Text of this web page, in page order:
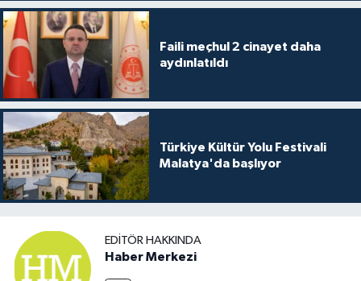
Faili meçhul 2 cinayet daha
aydınlatıldı
Türkiye Kültür Yolu Festivali
Malatya'da başlıyor
EDITÖR HAKKINDA
Haber Merkezi